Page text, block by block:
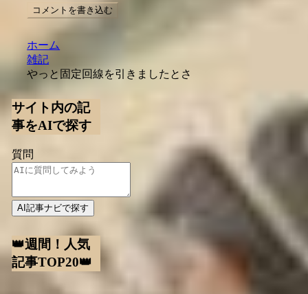
コメントを書き込む
ホーム
雑記
やっと固定回線を引きましたとさ
サイト内の記
事をAIで探す
質問
AI記事ナビで探す
👑週間！人気
記事TOP20👑